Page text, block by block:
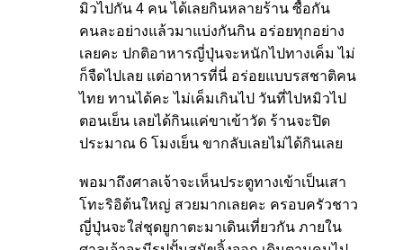
มิวไปกัน 4 คน ได้เลยกินหลายร้าน ซื้อกัน
คนละอย่างแล้วมาแบ่งกันกิน อร่อยทุกอย่าง
เลยคะ ปกติอาหารญี่ปุ่นจะหนักไปทางเค็ม ไม่
ก็จืดไปเลย แต่อาหารที่นี่ อร่อยแบบรสชาติคน
ไทย ทานได้คะ ไม่เค็มเกินไป วันที่ไปหมิวไป
ตอนเย็น เลยได้กินแค่ขาเข้าวัด ร้านจะปิด
ประมาณ 6 โมงเย็น ขากลับเลยไม่ได้กินเลย
พอมาถึงศาลเจ้าจะเห็นประตูทางเข้าเป็นเสา
โทะริอิต้นใหญ่ สวยมากเลยคะ ครอบครัวชาว
ญี่ปุ่นจะใส่ชุดยูกาตะมาเดินเที่ยวกัน ภายใน